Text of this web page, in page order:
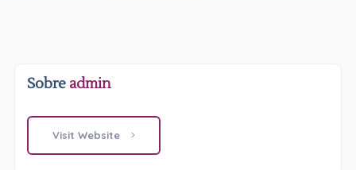
Sobre admin
Visit Website